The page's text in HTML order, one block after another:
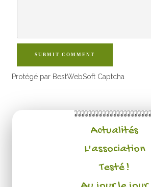
SUBMIT COMMENT
Protégé par BestWebSoft Captcha
Actualités
L'association
Testé !